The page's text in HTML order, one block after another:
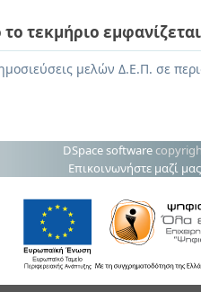
το τεκμήριο
μελών Δ.Ε.Π. σε
DSpace software
Επικοινωνήστε μαζί μας